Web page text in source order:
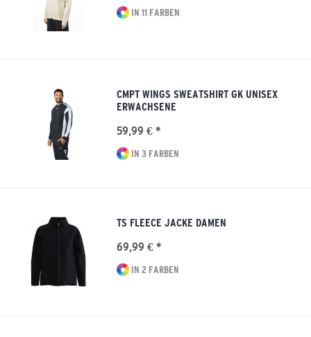
IN 11 FARBEN
CMPT WINGS SWEATSHIRT GK UNISEX
ERWACHSENE
59,99 € *
IN 3 FARBEN
TS FLEECE JACKE DAMEN
69,99 € *
IN 2 FARBEN